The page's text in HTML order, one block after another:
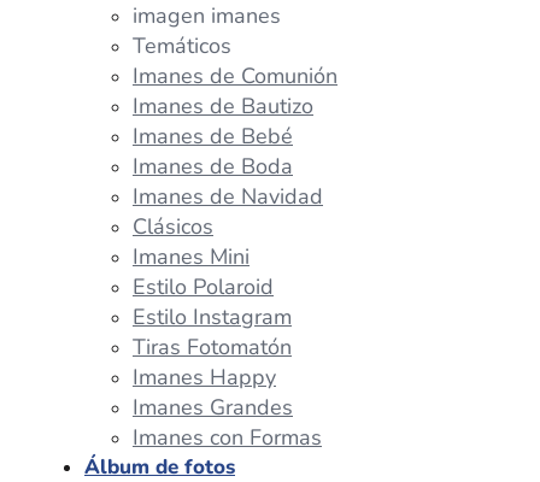
imagen imanes
Temáticos
Imanes de Comunión
Imanes de Bautizo
Imanes de Bebé
Imanes de Boda
Imanes de Navidad
Clásicos
Imanes Mini
Estilo Polaroid
Estilo Instagram
Tiras Fotomatón
Imanes Happy
Imanes Grandes
Imanes con Formas
Álbum de fotos